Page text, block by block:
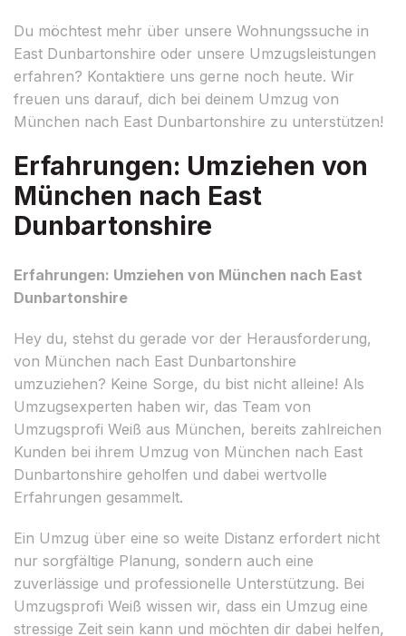
Du möchtest mehr über unsere Wohnungssuche in
East Dunbartonshire oder unsere Umzugsleistungen
erfahren? Kontaktiere uns gerne noch heute. Wir
freuen uns darauf, dich bei deinem Umzug von
München nach East Dunbartonshire zu unterstützen!
Erfahrungen: Umziehen von
München nach East
Dunbartonshire
Erfahrungen: Umziehen von München nach East
Dunbartonshire
Hey du, stehst du gerade vor der Herausforderung,
von München nach East Dunbartonshire
umzuziehen? Keine Sorge, du bist nicht alleine! Als
Umzugsexperten haben wir, das Team von
Umzugsprofi Weiß aus München, bereits zahlreichen
Kunden bei ihrem Umzug von München nach East
Dunbartonshire geholfen und dabei wertvolle
Erfahrungen gesammelt.
Ein Umzug über eine so weite Distanz erfordert nicht
nur sorgfältige Planung, sondern auch eine
zuverlässige und professionelle Unterstützung. Bei
Umzugsprofi Weiß wissen wir, dass ein Umzug eine
stressige Zeit sein kann und möchten dir dabei helfen,